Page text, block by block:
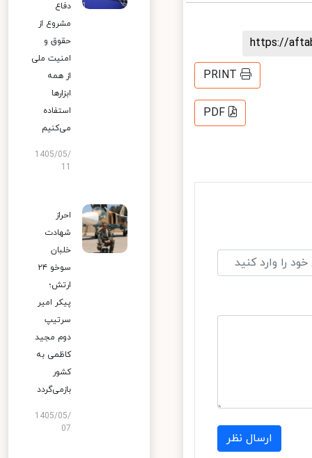
https://
PRINT
PDF
ارسال نظر
دفاع
مشروع از
حقوق و
امنیت ملی
از همه
ابزارها
استفاده
می‌کنیم
1405/05/
احراز
شهادت
خلبان
سوخو ۲۴
ارتش؛
پیکر امیر
سرتیپ
دوم مجید
کاظمی به
کشور
بازمی‌گردد
1405/05/
07